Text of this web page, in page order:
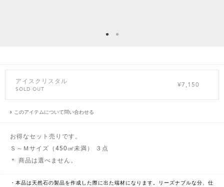
アイスクリスタル
SOLD OUT
¥7,150
このアイテムについて問い合わせる
お得なセット売りです。
Ｓ～Ｍサイズ（450㎠未満） ３点
＊ 商品は選べません。
・本品は天然石の製品を作成した際に出た端材になります。リーズナブルな分、仕